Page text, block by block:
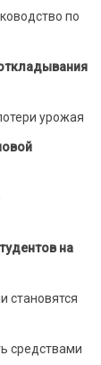
по
урожая
на
становятся
средствами